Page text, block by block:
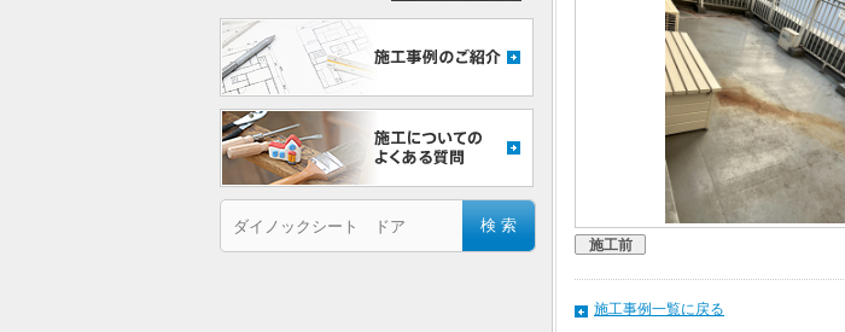
施工前
施工事例一覧に戻る